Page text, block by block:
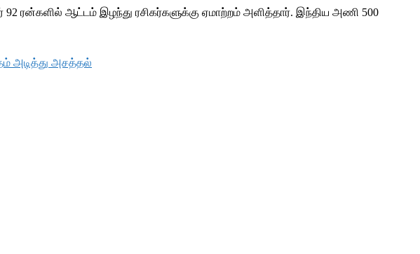
ரன்களில் ஆட்டம் இழந்து ரசிகர்களுக்கு ஏமாற்றம் அளித்தார். இந்திய அணி 500
அடித்து அசத்தல்